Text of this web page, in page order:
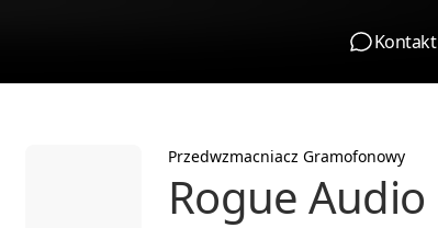
Kontakt
Przedwzmacniacz Gramofonowy
Rogue Audio